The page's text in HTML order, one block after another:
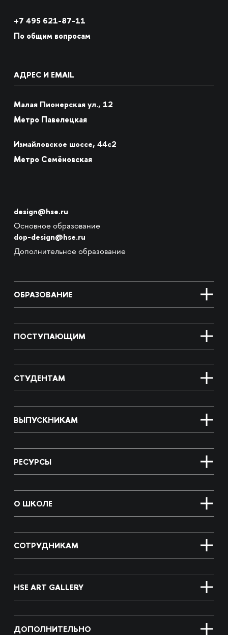
+7 495 621-87-11
По общим вопросам
АДРЕС И EMAIL
Малая Пионерская ул., 12
Метро Павелецкая
Измайловское шоссе, 44с2
Метро Семёновская
design@hse.ru
Основное образование
dop-design@hse.ru
Дополнительное образование
ОБРАЗОВАНИЕ
ПОСТУПАЮЩИМ
СТУДЕНТАМ
ВЫПУСКНИКАМ
РЕСУРСЫ
О ШКОЛЕ
СОТРУДНИКАМ
HSE ART GALLERY
ДОПОЛНИТЕЛЬНО